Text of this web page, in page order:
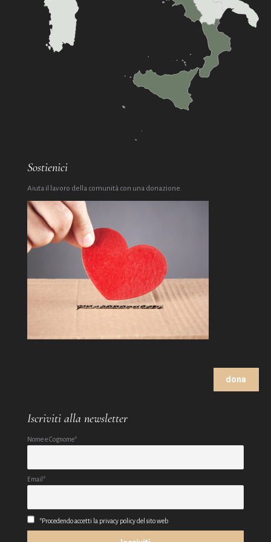
Sostienici
Aiuta il lavoro della comunità con una donazione.
dona
Iscriviti alla newsletter
Nome e Cognome*
Email*
*Procedendo accetti la privacy policy del sito web